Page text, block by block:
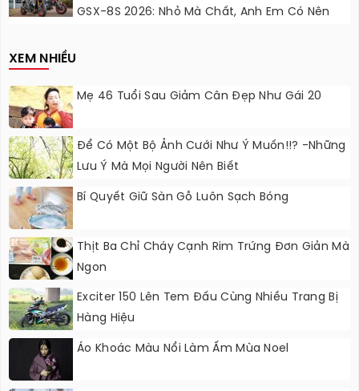
GSX-8S 2026: Nhỏ Mà Chất, Anh Em Có Nên
XEM NHIỀU
Mẹ 46 Tuổi Sau Giảm Cân Đẹp Như Gái 20
Để Có Một Bộ Ảnh Cưới Như Ý Muốn!!? -Những
Lưu Ý Mà Mọi Người Nên Biết
Bí Quyết Giữ Sàn Gỗ Luôn Sạch Bóng
Thịt Ba Chỉ Cháy Cạnh Rim Trứng Đơn Giản Mà
Ngon
Exciter 150 Lên Tem Đấu Cùng Nhiều Trang Bị
Hàng Hiệu
Áo Khoác Màu Nổi Làm Ấm Mùa Noel